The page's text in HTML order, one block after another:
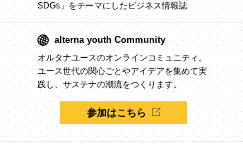
SDGs」をテーマにしたビジネス情報誌
alterna youth Community
オルタナユースのオンラインコミュニティ。
ユース世代の関心ごとやアイデアを集めて実
践し、サステナの潮流をつくります。
参加はこちら